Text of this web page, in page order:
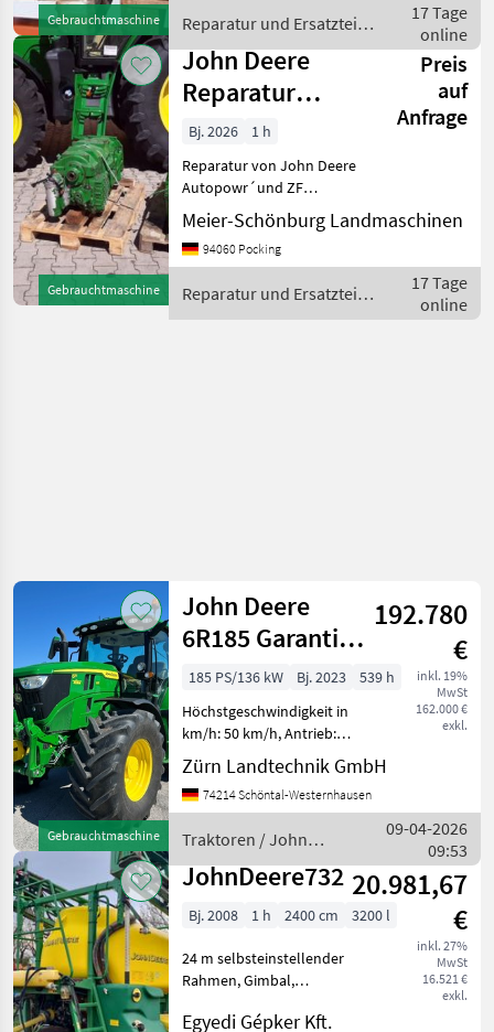
Gebrauchtmaschine
fReparatur und Ersatzteile
/ John Deere
17 Tage
online
Gebrauchtmaschine
John Deere
Reparatur
JohnDeere
Autopowr
Getriebe
Preis
auf
Anfrage
Bj. 2026
1 h
Reparatur von John Deere
Autopowr´und ZF
Getriebe: Wir überholen
und reparieren alle John
Deere Getriebe und
PowerQuad, Powershift,
Austausc
Meier-Schönburg Landmaschinen
94060 Pocking
Reparatur und Ersatzteile
/ John Deere
17 Tage
online
Gebrauchtmaschine
John Deere
6R185 Garantie
03/2028
192.780
€
inkl. 19%
MwSt
162.000 €
exkl.
185 PS/136 kW Bj. 2023
539 h
Höchstgeschwindigkeit in
km/h: 50 km/h, Antrieb:
Allrad Zum Verkauf steht
ein gebrauchter John Deere
6R 185. Hersteller:
Leistung: 185 PS Mot
Zürn Landtechnik GmbH
74214 Schöntal-Westernhausen
Traktoren / John
Deere
09-04-2026
09:53
JohnDeere732 20.981,67
€
inkl. 27%
MwSt
16.521 €
exkl.
Bj. 2008 1 h 2400 cm 3200 l
24 m selbsteinstellender
Rahmen, Gimbal,
Stangenverstellung,
Egyedi Gépker Kft.